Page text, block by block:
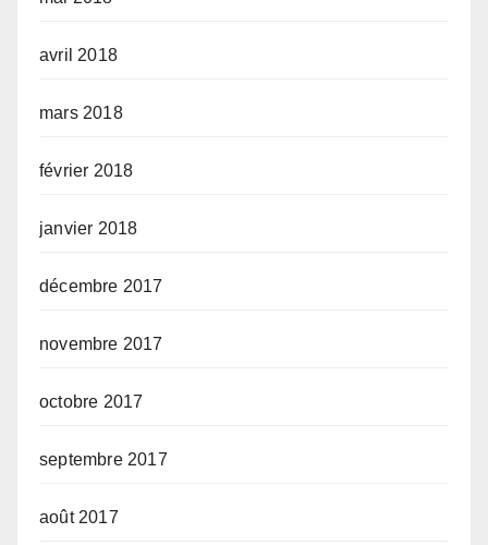
avril 2018
mars 2018
février 2018
janvier 2018
décembre 2017
novembre 2017
octobre 2017
septembre 2017
août 2017